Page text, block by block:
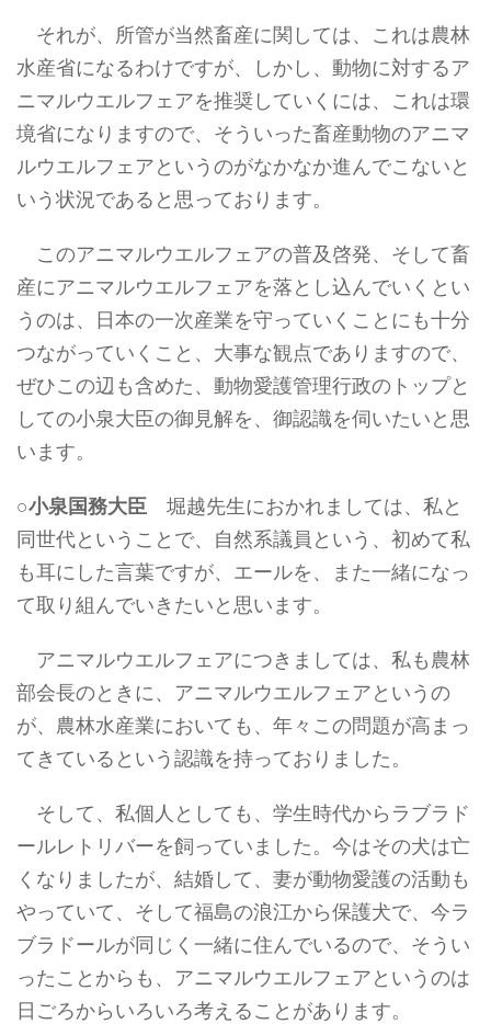
それが、所管が当然畜産に関しては、これは農林
水産省になるわけですが、しかし、動物に対するア
ニマルウエルフェアを推奨していくには、これは環
境省になりますので、そういった畜産動物のアニマ
ルウエルフェアというのがなかなか進んでこないと
いう状況であると思っております。
このアニマルウエルフェアの普及啓発、そして畜
産にアニマルウエルフェアを落とし込んでいくとい
うのは、日本の一次産業を守っていくことにも十分
つながっていくこと、大事な観点でありますので、
ぜひこの辺も含めた、動物愛護管理行政のトップと
しての小泉大臣の御見解を、御認識を伺いたいと思
います。
○小泉国務大臣 堀越先生におかれましては、私と
同世代ということで、自然系議員という、初めて私
も耳にした言葉ですが、エールを、また一緒になっ
て取り組んでいきたいと思います。
アニマルウエルフェアにつきましては、私も農林
部会長のときに、アニマルウエルフェアというの
が、農林水産業においても、年々この問題が高まっ
てきているという認識を持っておりました。
そして、私個人としても、学生時代からラブラド
ールレトリバーを飼っていました。今はその犬は亡
くなりましたが、結婚して、妻が動物愛護の活動も
やっていて、そして福島の浪江から保護犬で、今ラ
ブラドールが同じく一緒に住んでいるので、そうい
ったことからも、アニマルウエルフェアというのは
日ごろからいろいろ考えることがあります。